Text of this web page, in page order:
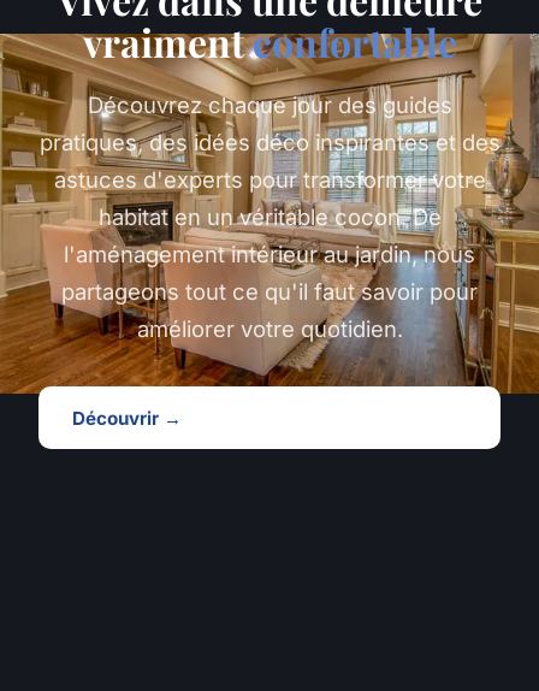
vraimentconfortable
Découvrez chaque jour des guides
pratiques, des idées déco inspirantes et des
astuces d'experts pour transformer votre
habitat en un véritable cocon. De
l'aménagement intérieur au jardin, nous
partageons tout ce qu'il faut savoir pour
améliorer votre quotidien.
Découvrir →